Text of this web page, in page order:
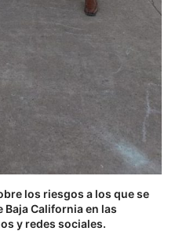
los riesgos a los que se
California en las
y redes sociales.